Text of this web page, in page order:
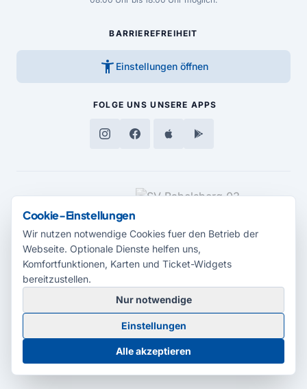
BARRIEREFREIHEIT
accessibility_new Einstellungen öffnen
FOLGE UNS UNSERE APPS
MEDIENPARTNER
© 2026 Radio Potsdam. Webseite entwickelt durch dieMedienagentur
Babelsberg
BarrierefreiheitserklärungAGBDatenschutzImpressum
Cookie-Einstellungen
Cookie-Einstellungen
Wir nutzen notwendige Cookies fuer den Betrieb der
Webseite. Optionale Dienste helfen uns,
Komfortfunktionen, Karten und Ticket-Widgets
bereitzustellen.
Nur notwendige
Einstellungen
Alle akzeptieren